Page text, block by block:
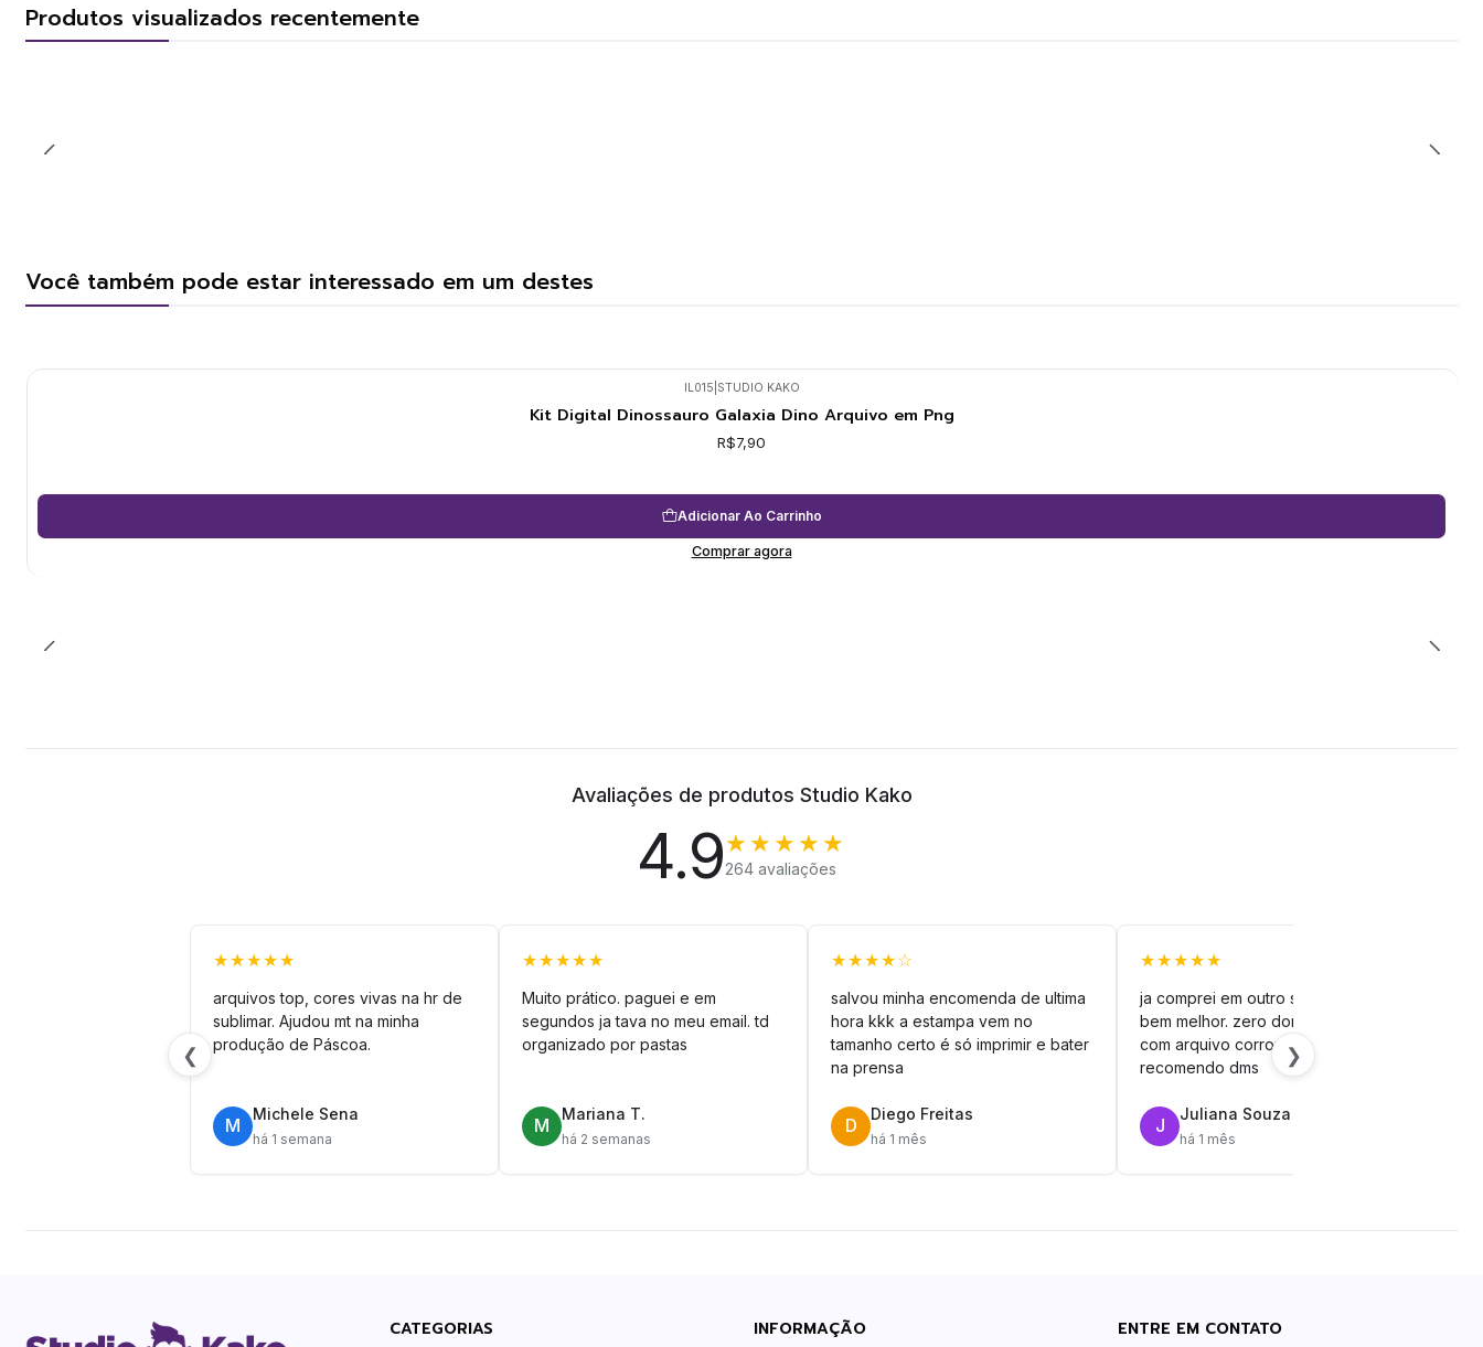
Produtos visualizados recentemente
Você também pode estar interessado em um destes
IL015 STUDIO KAKO
Kit Digital Dinossauro Galaxia Dino Arquivo em Png
R$7,90
Adicionar Ao Carrinho
Comprar agora
Avaliações de produtos Studio Kako
4.9★★★★★
264 avaliações
❮
★★★★★
arquivos top, cores vivas na hr de
sublimar. Ajudou mt na minha
produção de Páscoa.
M
Michele Sena
há 1 semana
★★★★★
Muito prático. paguei e em
segundos ja tava no meu email. td
organizado por pastas
M
Mariana T.
há 2 semanas
★★★★☆
salvou minha encomenda de ultima
hora kkk a estampa vem no
tamanho certo é só imprimir e bater
na prensa
D
Diego Freitas
há 1 mês
★★★★★
ja comprei em outro site mas esse é
bem melhor. zero dor de cabeça
com arquivo corrompido.
recomendo dms
J
Juliana Souza
há 1 mês
❯
CATEGORIAS INFORMAÇÃO ENTRE EM CONTATO